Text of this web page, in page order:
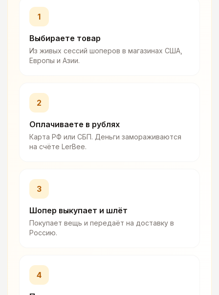
1
Выбираете товар
Из живых сессий шоперов в магазинах США,
Европы и Азии.
2
Оплачиваете в рублях
Карта РФ или СБП. Деньги замораживаются
на счёте LerBee.
3
Шопер выкупает и шлёт
Покупает вещь и передаёт на доставку в
Россию.
4